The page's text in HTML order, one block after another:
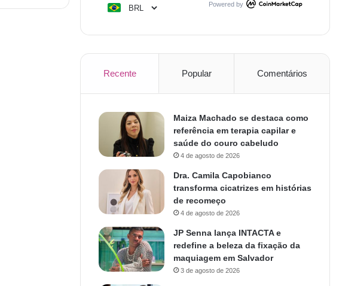
Powered by
Recente Popular Comentários
Maiza Machado se destaca como
referência em terapia capilar e
saúde do couro cabeludo
4 de agosto de 2026
Dra. Camila Capobianco
transforma cicatrizes em histórias
de recomeço
4 de agosto de 2026
JP Senna lança INTACTA e
redefine a beleza da fixação da
maquiagem em Salvador
3 de agosto de 2026